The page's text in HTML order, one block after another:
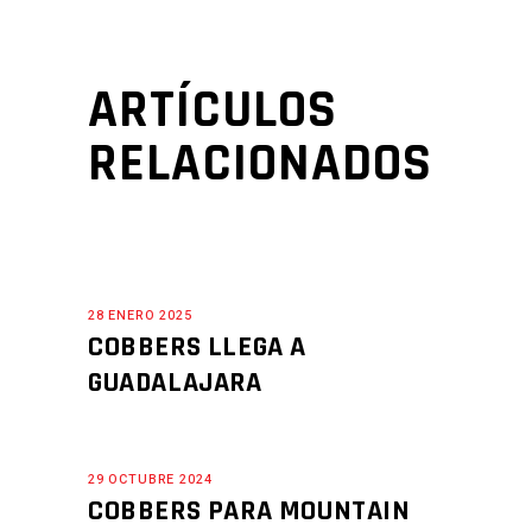
ARTÍCULOS
RELACIONADOS
28 ENERO 2025
COBBERS LLEGA A
GUADALAJARA
29 OCTUBRE 2024
COBBERS PARA MOUNTAIN